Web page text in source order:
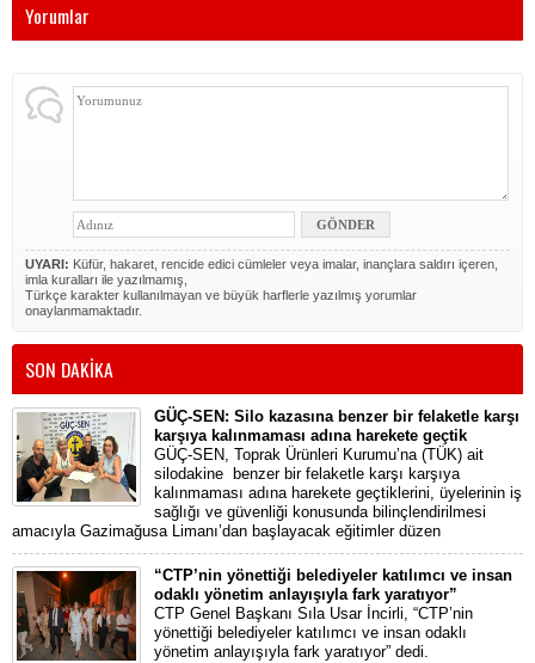
Yorumlar
UYARI: Küfür, hakaret, rencide edici cümleler veya imalar, inançlara saldırı içeren,
imla kuralları ile yazılmamış,
Türkçe karakter kullanılmayan ve büyük harflerle yazılmış yorumlar
onaylanmamaktadır.
SON DAKİKA
GÜÇ-SEN: Silo kazasına benzer bir felaketle karşı
karşıya kalınmaması adına harekete geçtik
GÜÇ-SEN, Toprak Ürünleri Kurumu’na (TÜK) ait
silodakine benzer bir felaketle karşı karşıya
kalınmaması adına harekete geçtiklerini, üyelerinin iş
sağlığı ve güvenliği konusunda bilinçlendirilmesi
amacıyla Gazimağusa Limanı’dan başlayacak eğitimler düzen
“CTP’nin yönettiği belediyeler katılımcı ve insan
odaklı yönetim anlayışıyla fark yaratıyor”
CTP Genel Başkanı Sıla Usar İncirli, “CTP’nin
yönettiği belediyeler katılımcı ve insan odaklı
yönetim anlayışıyla fark yaratıyor” dedi.